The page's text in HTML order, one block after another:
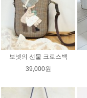
보넷의 선물 크로스백
39,000원